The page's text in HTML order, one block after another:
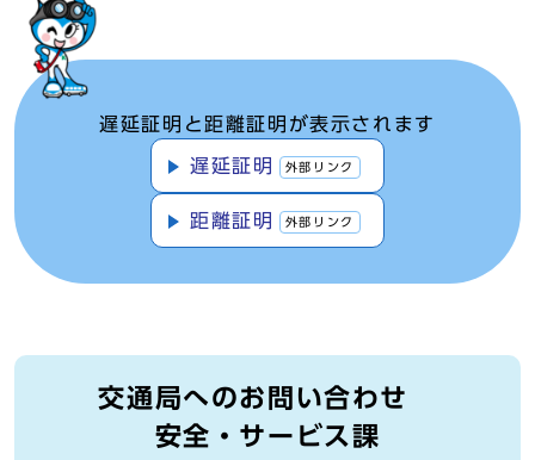
遅延証明と距離証明が表示されます
遅延証明 外部リンク
距離証明 外部リンク
交通局へのお問い合わせ
安全・サービス課